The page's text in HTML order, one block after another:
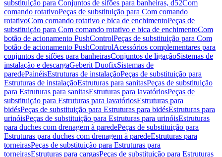
substituição para Conjuntos de sifões para banheiras, d52Com
comando rotativoPeças de substituição para Com comando
rotativoCom comando rotativo e bica de enchimentoPeças de
substituição para Com comando rotativo e bica de enchimentoCom
botão de acionamento PushControlPeças de substituição para Com
botão de acionamento PushControlAcessórios complementares para
conjuntos de sifões para banheirasConjuntos de ligaçãoSistemas de
instalação e descargaGeberit DuofixSistemas de
paredePainéisEstruturas de instalaçãoPeças de substituição para
Estruturas de instalaçãoEstruturas para sanitasPeças de substituição
para Estruturas para sanitasEstruturas para lavatóriosPeças de
substituição para Estruturas para lavatóriosEstruturas para
bidésPeças de substituição para Estruturas para bidésEstruturas para
urinóisPeças de substituição para Estruturas para urinóisEstruturas
para duches com drenagem à paredePeças de substituição para
Estruturas para duches com drenagem à paredeEstruturas para
torneirasPeças de substituição para Estruturas para
torneirasEstruturas para cargasPeças de substituição para Estruturas